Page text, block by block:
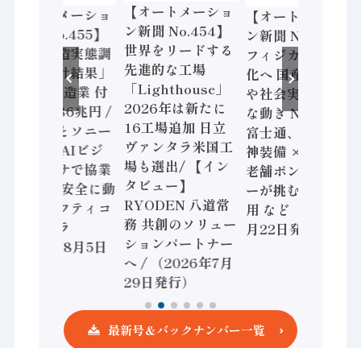
【オートメーショ
ン新聞 No.455】
「経済構造実態調
査二次集計結果」
2024年製造業 付
加価値額86兆円 /
三菱電機とソニー
セミコン AIビジ
ョンセンサで協業
/ IDEC、安全に動
かすセーフティコ
ントローラ
（2026年8月5日
【オートメーショ
ン新聞 No.454】
世界をリードする
先進的な工場
「Lighthouse」
2026年は新たに
16工場追加 日立
ヴァンタラ米国工
場も選出/ 【イン
タビュー】
RYODEN 八道常
務 共創のソリュー
ションパートナー
へ / （2026年7月
29日発行）
【オートメーショ
ン新聞 No.453】
フィジカルAI本格
化へ 国産AI開発
や社会実装に活発
な動き Noetra、
富士通、日立 / 兵
神装備 × HMS、
老舗ポンプメーカ
ーが挑むデータ活
用 など（2026年7
月22日発行）
最新号＆バックナンバー一覧